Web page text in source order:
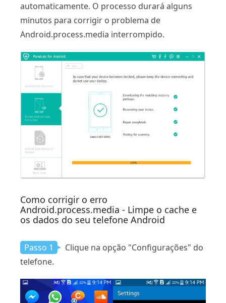
automaticamente. O processo durará alguns
minutos para corrigir o problema de
Android.process.media interrompido.
Como corrigir o erro
Android.process.media - Limpe o cache e
os dados do seu telefone Android
Passo 1
Clique na opção "Configurações" do
telefone.